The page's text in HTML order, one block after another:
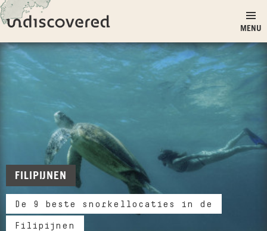
Ga naar inhoud
Undiscovered
MENU
FILIPIJNEN
De 9 beste snorkellocaties in de
Filipijnen